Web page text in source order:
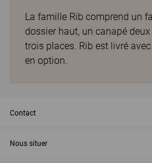
La famille Rib comprend un
dossier haut, un canapé
trois places. Rib est livré
en option.
Contact
Nous situer